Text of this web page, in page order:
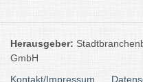
Herausgeber:
GmbH
Kontakt/Impressum